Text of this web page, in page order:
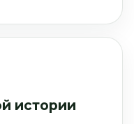
истории